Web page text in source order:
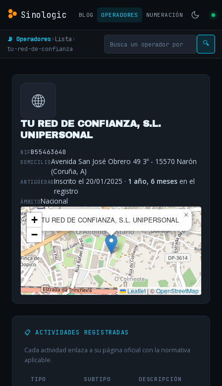
Sinologic BLOG OPERADORES NUMERACIÓN
📡 Operadores› Lista›
tu-red-de-confianza
🔍
🌐
TU RED DE CONFIANZA, S.L.
UNIPERSONAL
NIFB55463640
DOMICILIOAvenida San José Obrero 49 3º - 15570 Narón
(Coruña, A)
ANTIGÜEDADInscrito el 20/01/2025 · 1 año, 6 meses en el
registro
ÁMBITONacional
TU RED DE CONFIANZA, S.L. UNIPERSONAL
×
+
−
Leaflet|©OpenStreetMap
📋 ACTIVIDADES REGISTRADAS
Cada actividad enlaza a su página oficial con la normativa
aplicable.
TIPO SUBTIPO DESCRIPCIÓN